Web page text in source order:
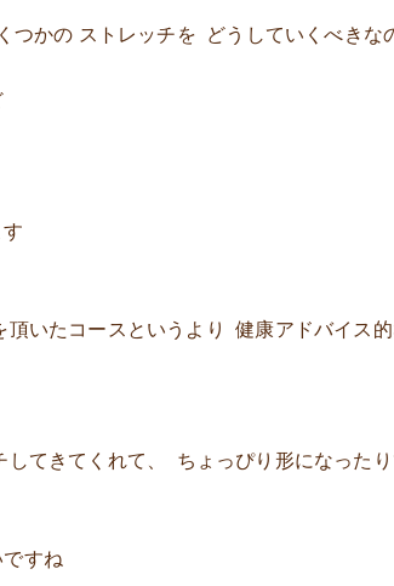
つかの ストレッチを どうしていくべきな
頂いたコースというより 健康アドバイス
してきてくれて、 ちょっぴり形になった
すね